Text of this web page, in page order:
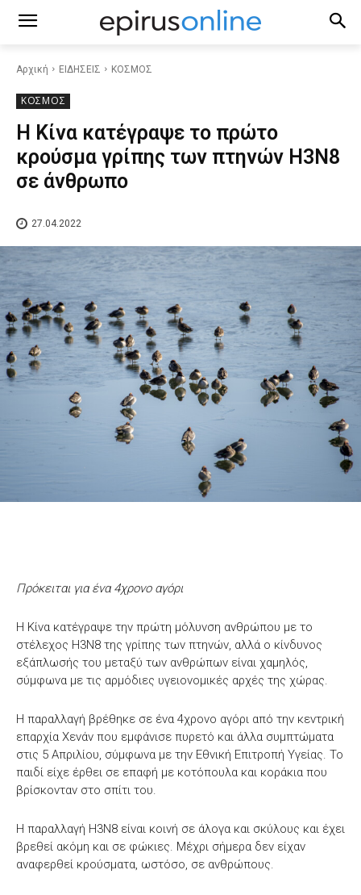
Αρχική ΕΙΔΗΣΕΙΣ ΚΟΣΜΟΣ
ΚΟΣΜΟΣ
Η Κίνα κατέγραψε το πρώτο
κρούσμα γρίπης των πτηνών H3N8
σε άνθρωπο
27.04.2022
Πρόκειται για ένα 4χρονο αγόρι
Η Κίνα κατέγραψε την πρώτη μόλυνση ανθρώπου με το
στέλεχος H3N8 της γρίπης των πτηνών, αλλά ο κίνδυνος
εξάπλωσής του μεταξύ των ανθρώπων είναι χαμηλός,
σύμφωνα με τις αρμόδιες υγειονομικές αρχές της χώρας.
Η παραλλαγή βρέθηκε σε ένα 4χρονο αγόρι από την κεντρική
επαρχία Χενάν που εμφάνισε πυρετό και άλλα συμπτώματα
στις 5 Απριλίου, σύμφωνα με την Εθνική Επιτροπή Υγείας. Το
παιδί είχε έρθει σε επαφή με κοτόπουλα και κοράκια που
βρίσκονταν στο σπίτι του.
Η παραλλαγή H3N8 είναι κοινή σε άλογα και σκύλους και έχει
βρεθεί ακόμη και σε φώκιες. Μέχρι σήμερα δεν είχαν
αναφερθεί κρούσματα, ωστόσο, σε ανθρώπους.